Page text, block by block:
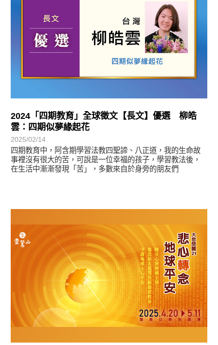
2024「四期教育」全球徵文【長文】優選 柳皓
雲：四期似夢緣起花
2025/02/14
四期教育中，阿含期學習法教四聖諦、八正道，我的生命故
事裡沒有很大的苦，可說是一位幸福的孩子，學習教法後，
在生活中漸漸發現「苦」，多數來自於身旁的朋友們